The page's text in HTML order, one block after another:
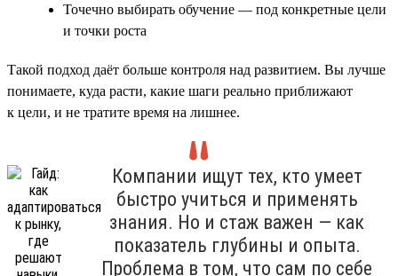
Точечно выбирать обучение — под конкретные цели
и точки роста
Такой подход даёт больше контроля над развитием. Вы лучше
понимаете, куда расти, какие шаги реально приближают
к цели, и не тратите время на лишнее.
Компании ищут тех, кто умеет
быстро учиться и применять
знания. Но и стаж важен — как
показатель глубины и опыта.
Проблема в том, что сам по себе